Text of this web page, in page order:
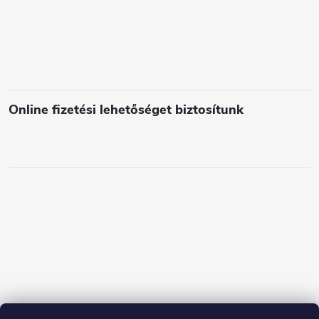
Online fizetési lehetőséget biztosítunk